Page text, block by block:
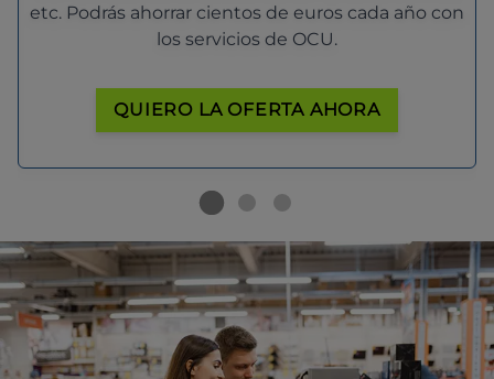
etc. Podrás ahorrar cientos de euros cada año con
los servicios de OCU.
QUIERO LA OFERTA AHORA